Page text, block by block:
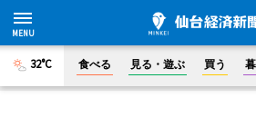
32°C 食べる 見る・遊ぶ 買う